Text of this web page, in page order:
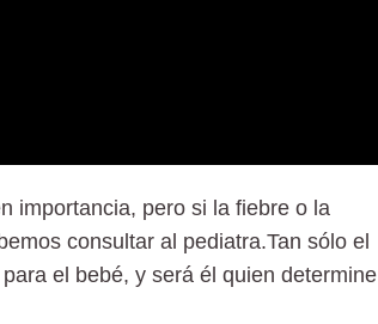
importancia, pero si la fiebre o la
consultar al pediatra.Tan sólo el
para el bebé, y será él quien determine